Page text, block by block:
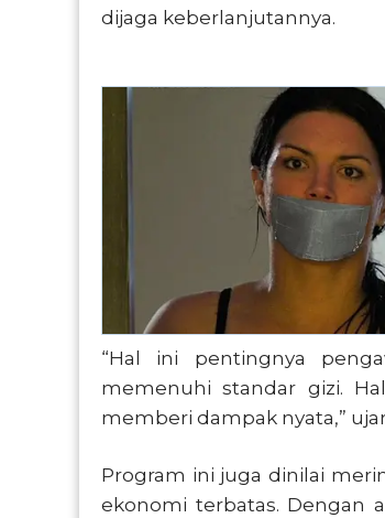
dijaga keberlanjutannya.
“Hal ini pentingnya
memenuhi standar gizi.
memberi dampak nyata,”
Program ini juga dinilai
ekonomi terbatas. Dengan